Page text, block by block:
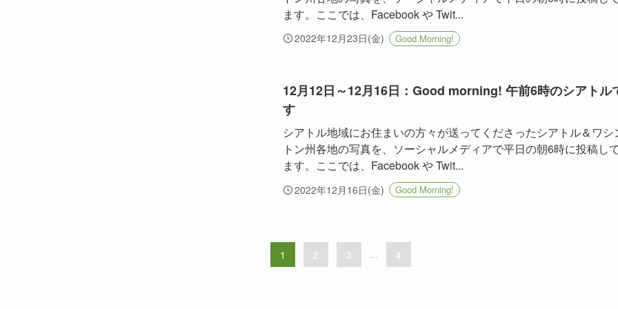
ます。ここでは、Facebook や Twit...
2022年12月23日(金) Good Morning!
12月12日～12月16日：Good morning! 午前6時のシアトル
す
シアトル地域にお住まいの方々が送ってくださったシアトル＆ワシ
トン州各地の写真を、ソーシャルメディアで平日の朝6時に投稿し
ます。ここでは、Facebook や Twit...
2022年12月16日(金) Good Morning!
1 2 3 ... 4